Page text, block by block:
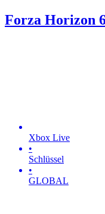
Forza Horizon
Xbox Live
•
Schlüssel
•
GLOBAL